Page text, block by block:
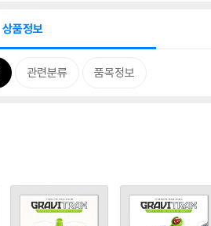
상품정보
관련분류 품목정보